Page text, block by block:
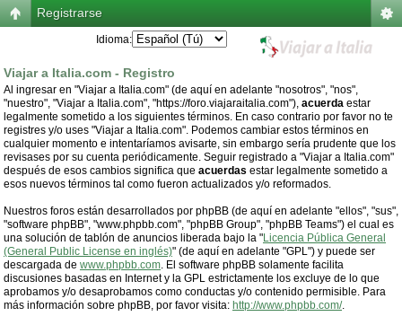
Registrarse
Idioma:
Viajar a Italia.com - Registro
Al ingresar en "Viajar a Italia.com" (de aquí en adelante "nosotros", "nos",
"nuestro", "Viajar a Italia.com", "https://foro.viajaraitalia.com"), acuerda estar
legalmente sometido a los siguientes términos. En caso contrario por favor no te
registres y/o uses "Viajar a Italia.com". Podemos cambiar estos términos en
cualquier momento e intentaríamos avisarte, sin embargo sería prudente que los
revisases por su cuenta periódicamente. Seguir registrado a "Viajar a Italia.com"
después de esos cambios significa que acuerdas estar legalmente sometido a
esos nuevos términos tal como fueron actualizados y/o reformados.
Nuestros foros están desarrollados por phpBB (de aquí en adelante "ellos", "sus",
"software phpBB", "www.phpbb.com", "phpBB Group", "phpBB Teams") el cual es
una solución de tablón de anuncios liberada bajo la "Licencia Pública General
(General Public License en inglés)" (de aquí en adelante "GPL") y puede ser
descargada de www.phpbb.com. El software phpBB solamente facilita
discusiones basadas en Internet y la GPL estrictamente los excluye de lo que
aprobamos y/o desaprobamos como conductas y/o contenido permisible. Para
más información sobre phpBB, por favor visita: http://www.phpbb.com/.